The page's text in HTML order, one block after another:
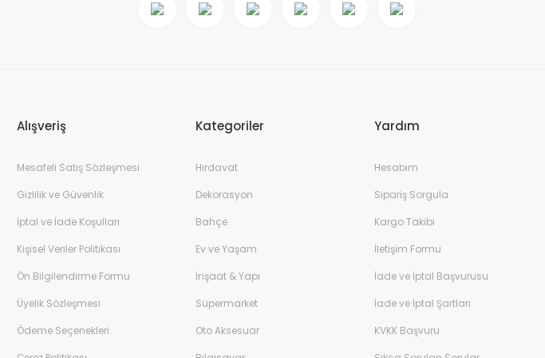
Alışveriş
Mesafeli Satış Sözleşmesi
Gizlilik ve Güvenlik
İptal ve İade Koşulları
Kişisel Veriler Politikası
Ön Bilgilendirme Formu
Üyelik Sözleşmesi
Ödeme Seçenekleri
Kategoriler
Hırdavat
Dekorasyon
Bahçe
Ev ve Yaşam
İnşaat & Yapı
Süpermarket
Oto Aksesuar
Yardım
Hesabım
Sipariş Sorgula
Kargo Takibi
İletişim Formu
İade ve İptal Başvurusu
İade ve İptal Şartları
KVKK Başvuru